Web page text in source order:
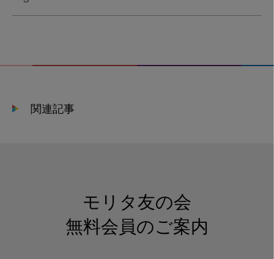
関連記事
モリタ友の会
無料会員のご案内